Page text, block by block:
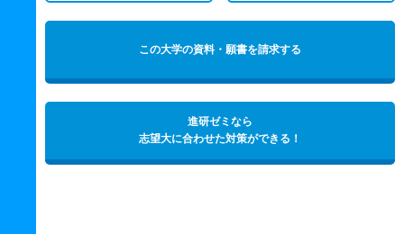
この大学の資料・願書を請求する
進研ゼミなら
志望大に合わせた対策ができる！